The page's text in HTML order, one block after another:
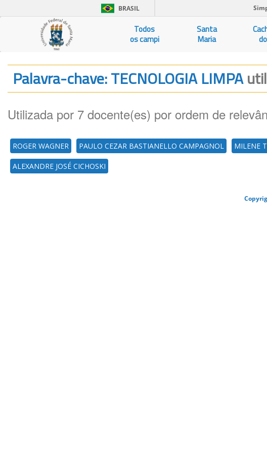
BRASIL
Todos
os campi
Santa
Maria
Palavra-chave: TECNOLOGIA LIMPA
Utilizada por 7 docente(es) por ordem de
ROGER WAGNER PAULO CEZAR BASTIANELLO CAMPAGNOL MILENE
ALEXANDRE JOSÉ CICHOSKI